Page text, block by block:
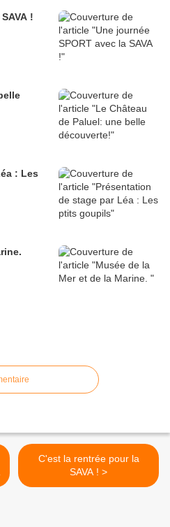
!
: Les
C'est la rentrée pour la
SAVA ! >